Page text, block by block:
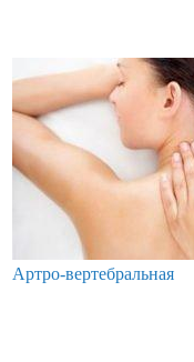
Артро-вертебральная